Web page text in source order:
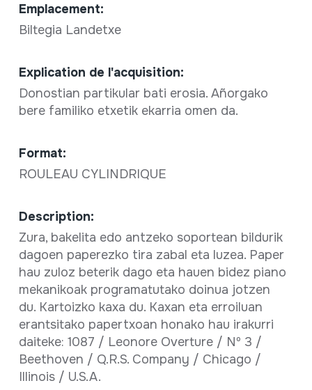
Emplacement:
Biltegia Landetxe
Explication de l'acquisition:
Donostian partikular bati erosia. Añorgako
bere familiko etxetik ekarria omen da.
Format:
ROULEAU CYLINDRIQUE
Description:
Zura, bakelita edo antzeko soportean bildurik
dagoen paperezko tira zabal eta luzea. Paper
hau zuloz beterik dago eta hauen bidez piano
mekanikoak programatutako doinua jotzen
du. Kartoizko kaxa du. Kaxan eta erroiluan
erantsitako papertxoan honako hau irakurri
daiteke: 1087 / Leonore Overture / Nº 3 /
Beethoven / Q.R.S. Company / Chicago /
Illinois / U.S.A.